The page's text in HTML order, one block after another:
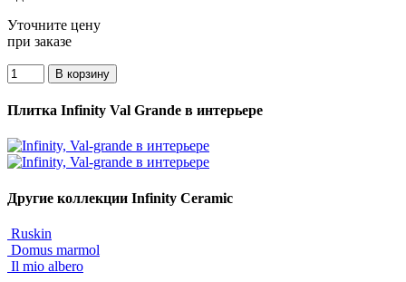
Уточните цену
при заказе
Плитка Infinity Val Grande в интерьере
Другие коллекции Infinity Ceramic
Ruskin
Domus marmol
Il mio albero